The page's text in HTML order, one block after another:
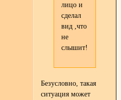
лицо и
сделал
вид ,что
не
слышит!!!
Безусловно, такая
ситуация может